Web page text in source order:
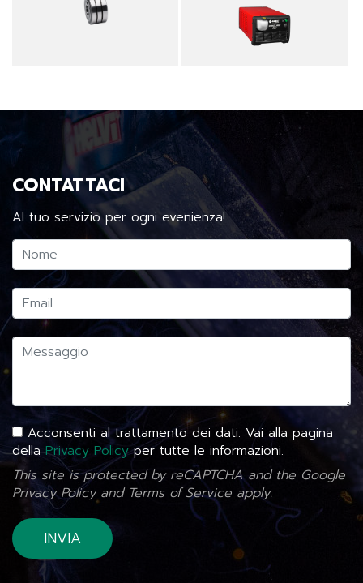
CONTATTACI
Al tuo servizio per ogni evenienza!
Acconsenti al trattamento dei dati. Vai alla pagina
dellaPrivacy Policyper tutte le informazioni.
This site is protected by reCAPTCHA and the Google
Privacy Policyand Terms of Service apply.